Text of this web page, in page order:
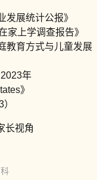
发展统计公报》
家上学调查报告》
教育方式与儿童发展
年
》
长视角